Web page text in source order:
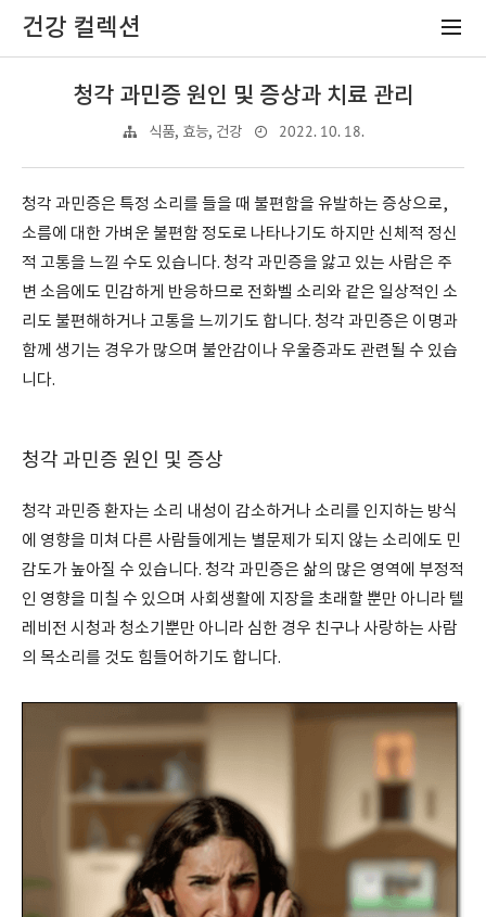
건강 컬렉션
청각 과민증 원인 및 증상과 치료 관리
식품, 효능, 건강 2022. 10. 18.
청각 과민증은 특정 소리를 들을 때 불편함을 유발하는 증상으로,
소름에 대한 가벼운 불편함 정도로 나타나기도 하지만 신체적 정신
적 고통을 느낄 수도 있습니다. 청각 과민증을 앓고 있는 사람은 주
변 소음에도 민감하게 반응하므로 전화벨 소리와 같은 일상적인 소
리도 불편해하거나 고통을 느끼기도 합니다. 청각 과민증은 이명과
함께 생기는 경우가 많으며 불안감이나 우울증과도 관련될 수 있습
니다.
청각 과민증 원인 및 증상
청각 과민증 환자는 소리 내성이 감소하거나 소리를 인지하는 방식
에 영향을 미쳐 다른 사람들에게는 별문제가 되지 않는 소리에도 민
감도가 높아질 수 있습니다. 청각 과민증은 삶의 많은 영역에 부정적
인 영향을 미칠 수 있으며 사회생활에 지장을 초래할 뿐만 아니라 텔
레비전 시청과 청소기뿐만 아니라 심한 경우 친구나 사랑하는 사람
의 목소리를 것도 힘들어하기도 합니다.